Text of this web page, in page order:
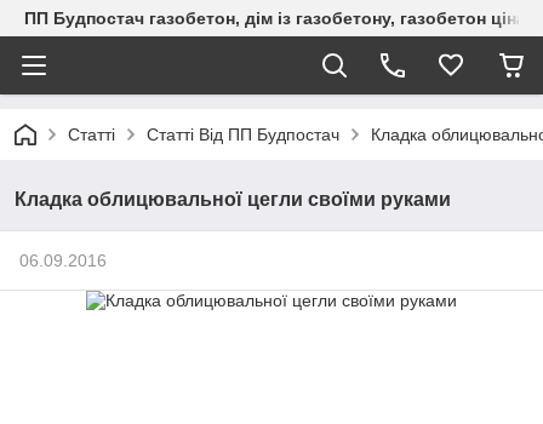
ПП Будпостач газобетон, дім із газобетону, газобетон
Статті Статті Від ПП Будпостач Кладка
Кладка облицювальної цегли своїми руками
06.09.2016